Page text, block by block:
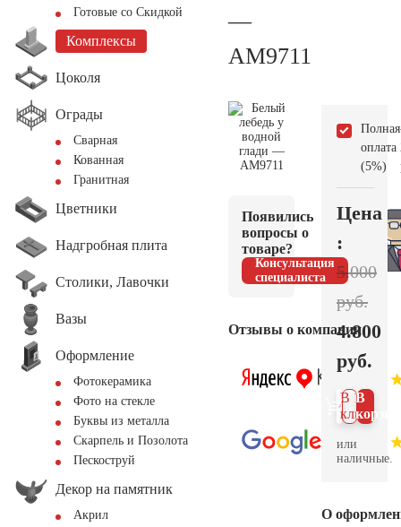
Готовые со Скидкой
Комплексы
Цоколя
Ограды
Сварная
Кованная
Гранитная
Цветники
Надгробная плита
Столики, Лавочки
Вазы
Оформление
Фотокерамика
Фото на стекле
Буквы из металла
Скарпель и Позолота
Пескоструй
Декор на памятник
Акрил
—
AM9711
Появились
вопросы о
товаре?
Консультация
специалиста
Отзывы о компании
Полная
оплата
(5%)
Цена
:
5.000
руб.
4.800
руб.
В
В 1
клик
или
наличные.
О